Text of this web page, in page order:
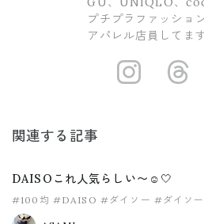
プチプラファッショ
アパレル店員してま
関連する記事
DAISOこれ人気らしい〜☺️🤍
#100均 #DAISO #ダイソー #ダイソ